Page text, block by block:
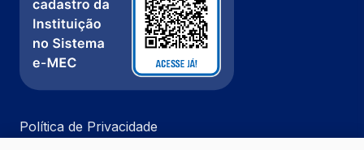
Política de Privacidade